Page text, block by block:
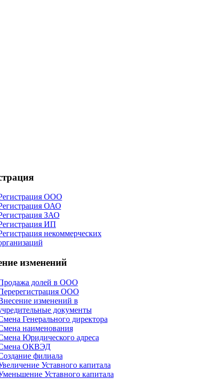
ООО
ОАО
ЗАО
ИП
некоммерческих
изменений
долей в ООО
ООО
изменений в
документы
Генерального директора
наименования
Юридического адреса
ОКВЭД
филиала
Уставного капитала
Уставного капитала